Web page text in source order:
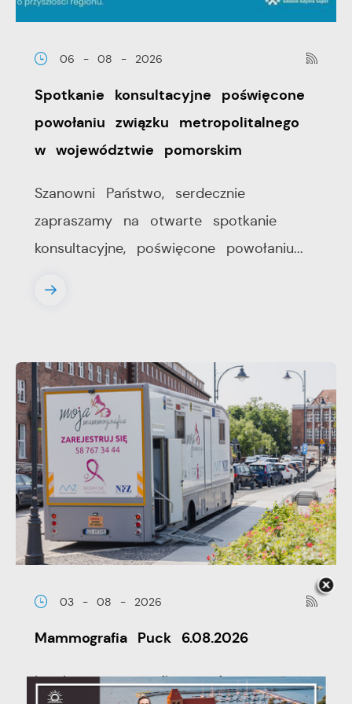
06 - 08 - 2026
Spotkanie konsultacyjne poświęcone
powołaniu związku metropolitalnego
w województwie pomorskim
Szanowni Państwo, serdecznie
zapraszamy na otwarte spotkanie
konsultacyjne, poświęcone powołaniu...
03 - 08 - 2026
Mammografia Puck 6.08.2026
Letnia mammograficzna ofensywa –
wiadomości, ofert, komunikatów mediów